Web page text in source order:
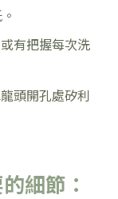
有把握每次洗
頭開孔處矽利
細節：